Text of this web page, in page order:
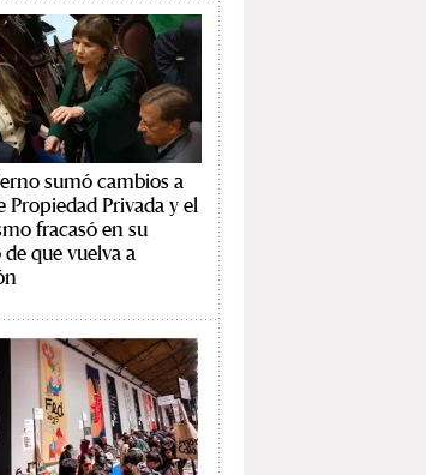
sumó cambios a
Propiedad Privada y el
fracasó en su
que vuelva a